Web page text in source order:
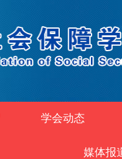
学会动态
媒体报